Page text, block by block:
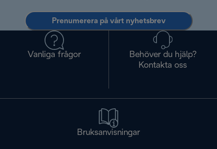
Prenumerera på vårt nyhetsbrev
Vanliga frågor
Behöver du hjälp?
Kontakta oss
Bruksanvisningar